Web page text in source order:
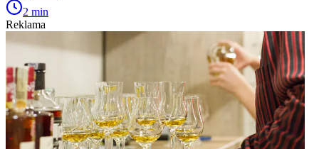
2 min
Reklama